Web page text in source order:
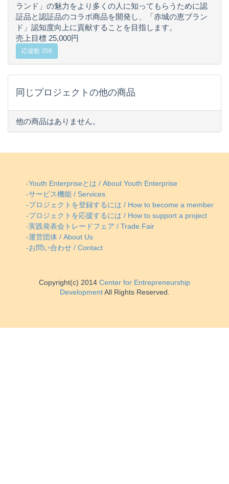
ランド」の魅力をより多くの人に知ってもらうために認
証品と認証品のコラボ商品を開発し、「赤城の恵ブラン
ド」認知度向上に貢献することを目指します。
売上目標 25,000円
応援数 358
同じプロジェクトの他の商品
他の商品はありません。
-Youth Enterpriseとは / About Youth Enterprise
-サービス機能 / Services
-プロジェクトを登録するには / How to become a member
-プロジェクトを応援するには / How to support a project
-実践発表会トレードフェア / Trade Fair
-運営団体 / About Us
-お問い合わせ / Contact
Copyright(c) 2014 Center for Entrepreneurship
DevelopmentAll Rights Reserved.